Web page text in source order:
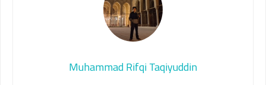
Muhammad Rifqi Taqiyuddin